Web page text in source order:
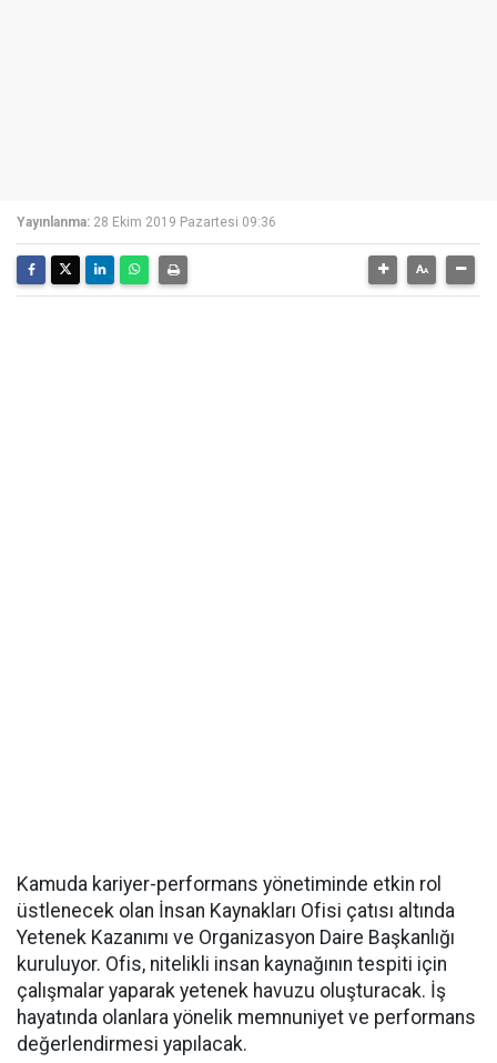
Yayınlanma: 28 Ekim 2019 Pazartesi 09:36
Kamuda kariyer-performans yönetiminde etkin rol
üstlenecek olan İnsan Kaynakları Ofisi çatısı altında
Yetenek Kazanımı ve Organizasyon Daire Başkanlığı
kuruluyor. Ofis, nitelikli insan kaynağının tespiti için
çalışmalar yaparak yetenek havuzu oluşturacak. İş
hayatında olanlara yönelik memnuniyet ve performans
değerlendirmesi yapılacak.